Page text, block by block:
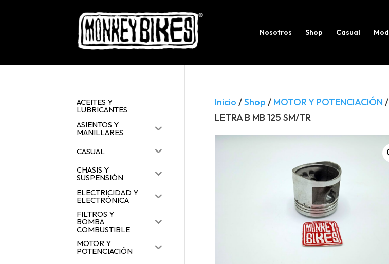
Nosotros Shop Casual
Inicio /Shop / MOTOR Y POTENCIACIÓN /
LETRA B MB 125 SM/TR
ACEITES Y
LUBRICANTES
ASIENTOS Y
MANILLARES
CASUAL
CHASIS Y
SUSPENSIÓN
ELECTRICIDAD Y
ELECTRÓNICA
FILTROS Y
BOMBA
COMBUSTIBLE
MOTOR Y
POTENCIACIÓN